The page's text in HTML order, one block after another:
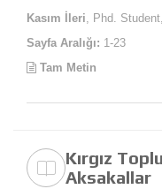
Kasım İleri, Phd.
Sayfa Aralığı: 1-23
Tam Metin
Kırgız
Aksakallar